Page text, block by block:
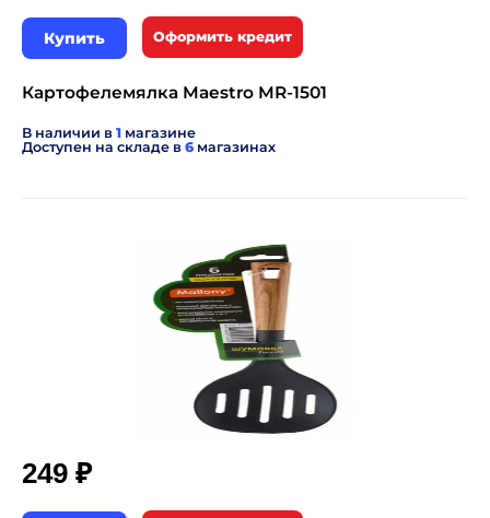
Купить Оформить кредит
Картофелемялка Maestro MR-1501
В наличии в 1 магазине
Доступен на складе в 6 магазинах
249 ₽